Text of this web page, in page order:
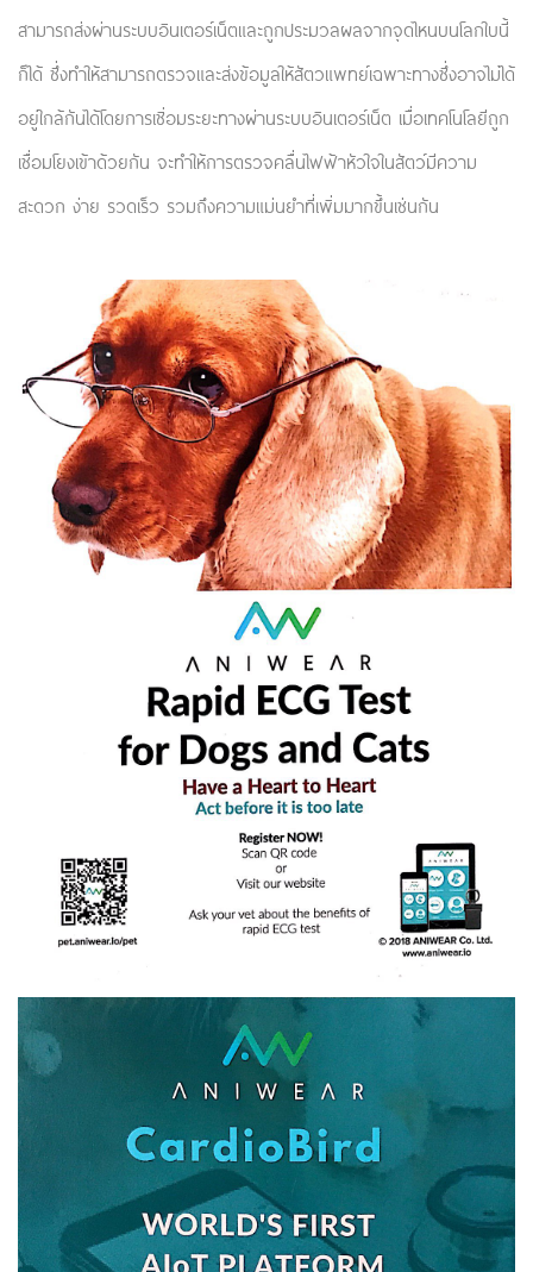
สามารถส่งผ่านระบบอินเตอร์เน็ตและถูกประมวลผลจากจุดไหนบนโลกใบนี้
ก็ได้ ซึ่งทำให้สามารถตรวจและส่งข้อมูลให้สัตวแพทย์เฉพาะทางซึ่งอาจไม่ได้
อยู่ใกล้กันได้โดยการเชิ่อมระยะทางผ่านระบบอินเตอร์เน็ต เมื่อเทคโนโลยีถูก
เชื่อมโยงเข้าด้วยกัน จะทำให้การตรวจคลื่นไฟฟ้าหัวใจในสัตว์มีความ
สะดวก ง่าย รวดเร็ว รวมถึงความแม่นยำที่เพิ่มมากขึ้นเช่นกัน